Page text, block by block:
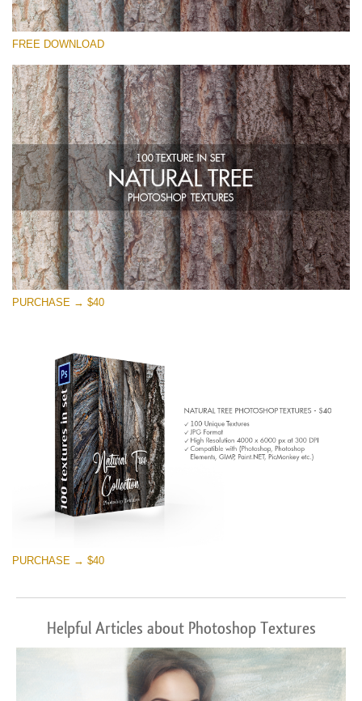
Por favor seleccione
Small 800*533px
Natural Tree
(100 Textures)
Large 6000*4000px
Entire Collection
(1783 Overlays)
Large 6000*4000px
Descarga gratis
FREE DOWNLOAD
PURCHASE → $40
PURCHASE → $40
Helpful Articles about Photoshop Textures